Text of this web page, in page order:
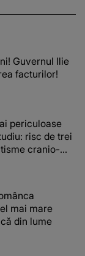
"De
Guvernul Ilie
facturilor!
periculoase
risc de trei
cranio-
mai mare
din lume